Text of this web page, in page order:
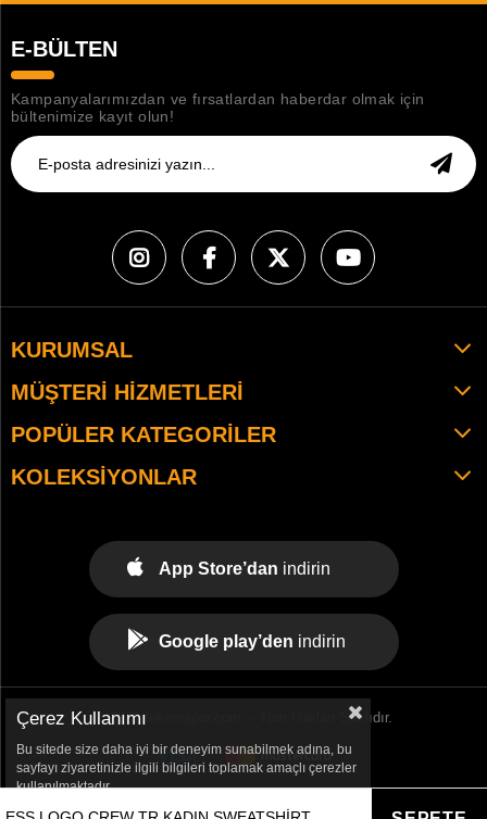
E-BÜLTEN
Kampanyalarımızdan ve fırsatlardan haberdar olmak için
bültenimize kayıt olun!
KURUMSAL
MÜŞTERI HIZMETLERI
POPÜLER KATEGORILER
KOLEKSIYONLAR
App Store’dan indirin
Google play’den indirin
© 2021 tekemspor.com. - Tüm Hakları Saklıdır.
Çerez Kullanımı
Bu sitede size daha iyi bir deneyim sunabilmek adına, bu
sayfayı ziyaretinizle ilgili bilgileri toplamak amaçlı çerezler
kullanılmaktadır.